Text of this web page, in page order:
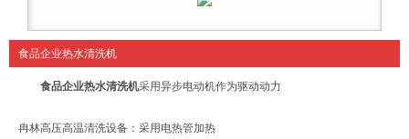
食品企业热水清洗机
食品企业热水清洗机采用异步电动机作为驱动动力
冉林高压高温清洗设备：采用电热管加热